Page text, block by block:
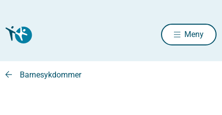
Meny
Barnesykdommer